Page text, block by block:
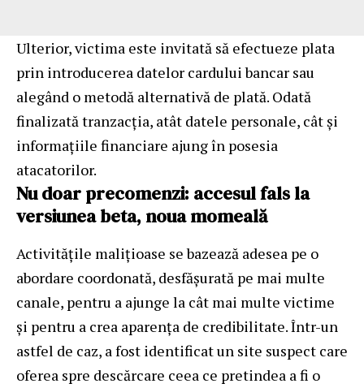
Ulterior, victima este invitată să efectueze plata
prin introducerea datelor cardului bancar sau
alegând o metodă alternativă de plată. Odată
finalizată tranzacția, atât datele personale, cât și
informațiile financiare ajung în posesia
atacatorilor.
Nu doar precomenzi: accesul fals la
versiunea beta, noua momeală
Activitățile malițioase se bazează adesea pe o
abordare coordonată, desfășurată pe mai multe
canale, pentru a ajunge la cât mai multe victime
și pentru a crea aparența de credibilitate. Într-un
astfel de caz, a fost identificat un site suspect care
oferea spre descărcare ceea ce pretindea a fi o